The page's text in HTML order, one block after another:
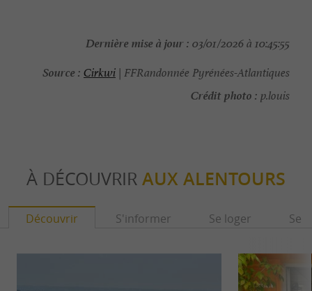
Dernière mise à jour : 03/01/2026 à 10:45:55
Source : Cirkwi | FFRandonnée Pyrénées-Atlantiques
Crédit photo : p.louis
À DÉCOUVRIR AUX ALENTOURS
Découvrir S'informer Se loger Se